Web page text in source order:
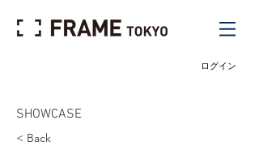
ログイン
SHOWCASE
< Back